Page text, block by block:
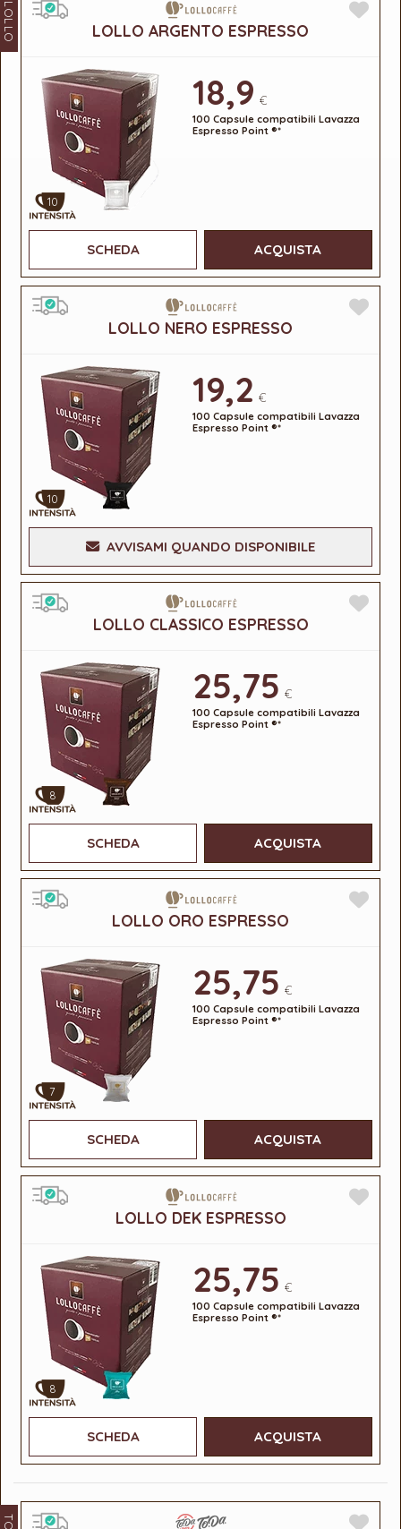
LOLLO LOLLO ARGENTO ESPRESSO
10
18,9 €
100 Capsule compatibili Lavazza
Espresso Point ®*
SCHEDA ACQUISTA
LOLLO NERO ESPRESSO
10
19,2 €
100 Capsule compatibili Lavazza
Espresso Point ®*
AVVISAMI QUANDO DISPONIBILE
LOLLO CLASSICO ESPRESSO
8
25,75 €
100 Capsule compatibili Lavazza
Espresso Point ®*
SCHEDA ACQUISTA
LOLLO ORO ESPRESSO
7
25,75 €
100 Capsule compatibili Lavazza
Espresso Point ®*
SCHEDA ACQUISTA
LOLLO DEK ESPRESSO
8
25,75 €
100 Capsule compatibili Lavazza
Espresso Point ®*
SCHEDA ACQUISTA